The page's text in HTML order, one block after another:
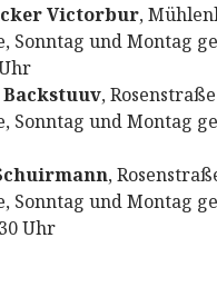
Victorbur,
Sonntag und Montag
,
Sonntag und Montag
,
Sonntag und Montag
Uhr